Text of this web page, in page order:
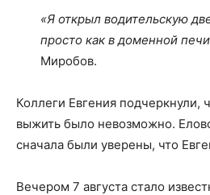
«Я открыл водительскую
просто как в доменной
Миробов.
Коллеги Евгения подчеркнули,
выжить было невозможно.
сначала были уверены, что
Вечером 7 августа стало